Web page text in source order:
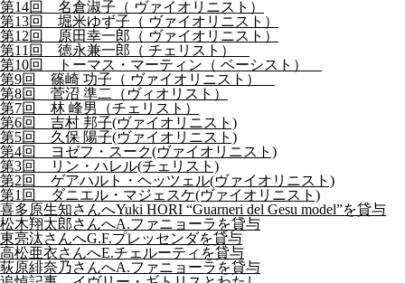
第14回 名倉淑子（ ヴァイオリニスト）
第13回 堀米ゆず子（ ヴァイオリニスト）
第12回 原田幸一郎（ ヴァイオリニスト）
第11回 徳永兼一郎（ チェリスト）
第10回 トーマス・マーティン（ ベーシスト）
第9回 篠崎 功子（ ヴァイオリニスト）
第8回 菅沼 準二（ヴィオリスト）
第7回 林 峰男（チェリスト）
第6回 吉村 邦子(ヴァイオリニスト)
第5回 久保 陽子(ヴァイオリニスト)
第4回 ヨゼフ・スーク(ヴァイオリニスト)
第3回 リン・ハレル(チェリスト)
第2回 ゲアハルト・ヘッツェル(ヴァイオリニスト)
第1回 ダニエル・マジェスケ(ヴァイオリニスト)
喜多原生知さんへYuki HORI “Guarneri del Gesu model”を貸与
松木翔太郎さんへA.ファニョーラを貸与
東亮汰さんへG.F.プレッセンダを貸与
高松亜衣さんへE.チェルーティを貸与
荻原緋奈乃さんへA.ファニョーラを貸与